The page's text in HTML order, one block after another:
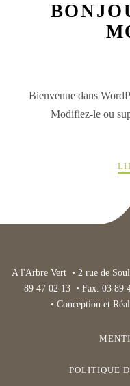
Bienvenue dans
Modifiez-le ou
A l'Arbre Vert • 2 rue de
89 47 02 13 • Fax. 03 89
• Conception et
POLITIQUE